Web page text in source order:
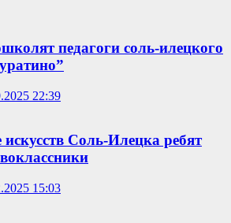
педагоги соль-илецкого
22:39
Соль-Илецка ребят
15:03